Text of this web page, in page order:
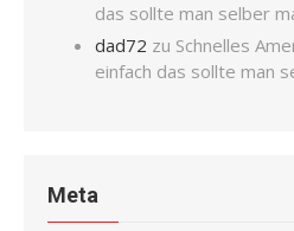
das sollte man selber
dad72 zu Schnelles
einfach das sollte man
Meta